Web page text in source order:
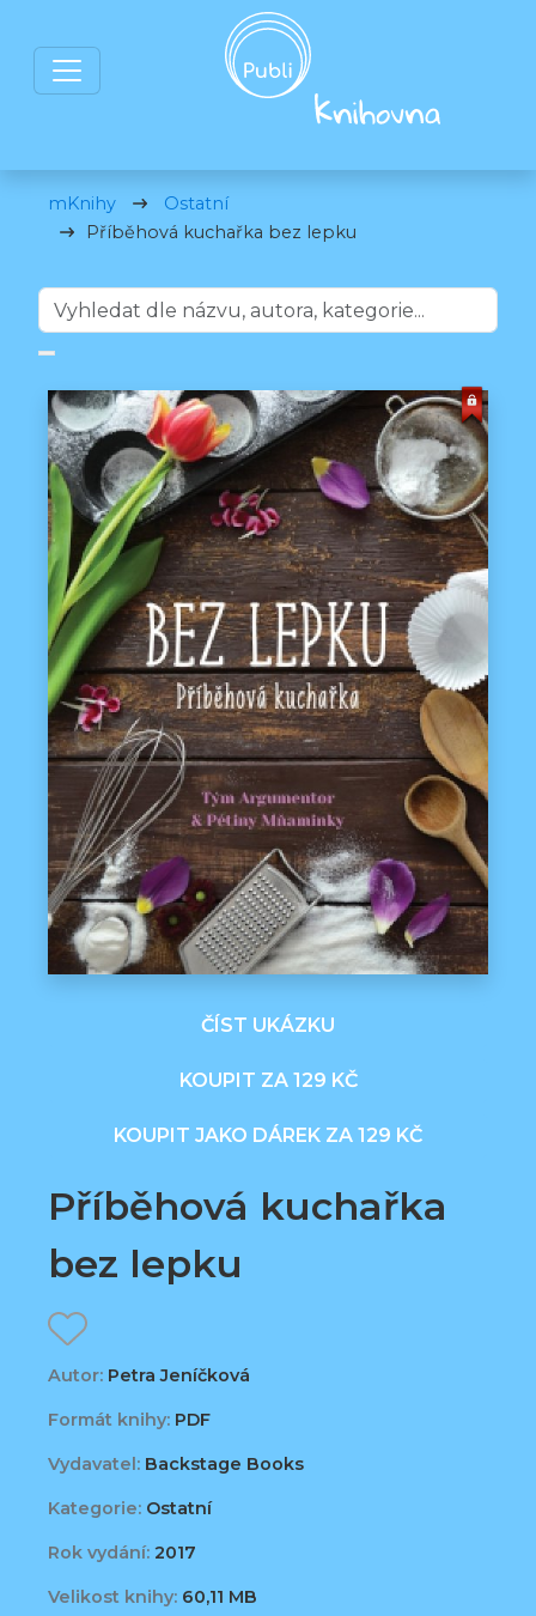
mKnihy
Ostatní
Příběhová kuchařka bez lepku
ČÍST UKÁZKU
KOUPIT ZA 129 KČ
KOUPIT JAKO DÁREK ZA 129 KČ
Příběhová kuchařka
bez lepku
Autor: Petra Jeníčková
Formát knihy: PDF
Vydavatel: Backstage Books
Kategorie: Ostatní
Rok vydání: 2017
Velikost knihy: 60,11 MB